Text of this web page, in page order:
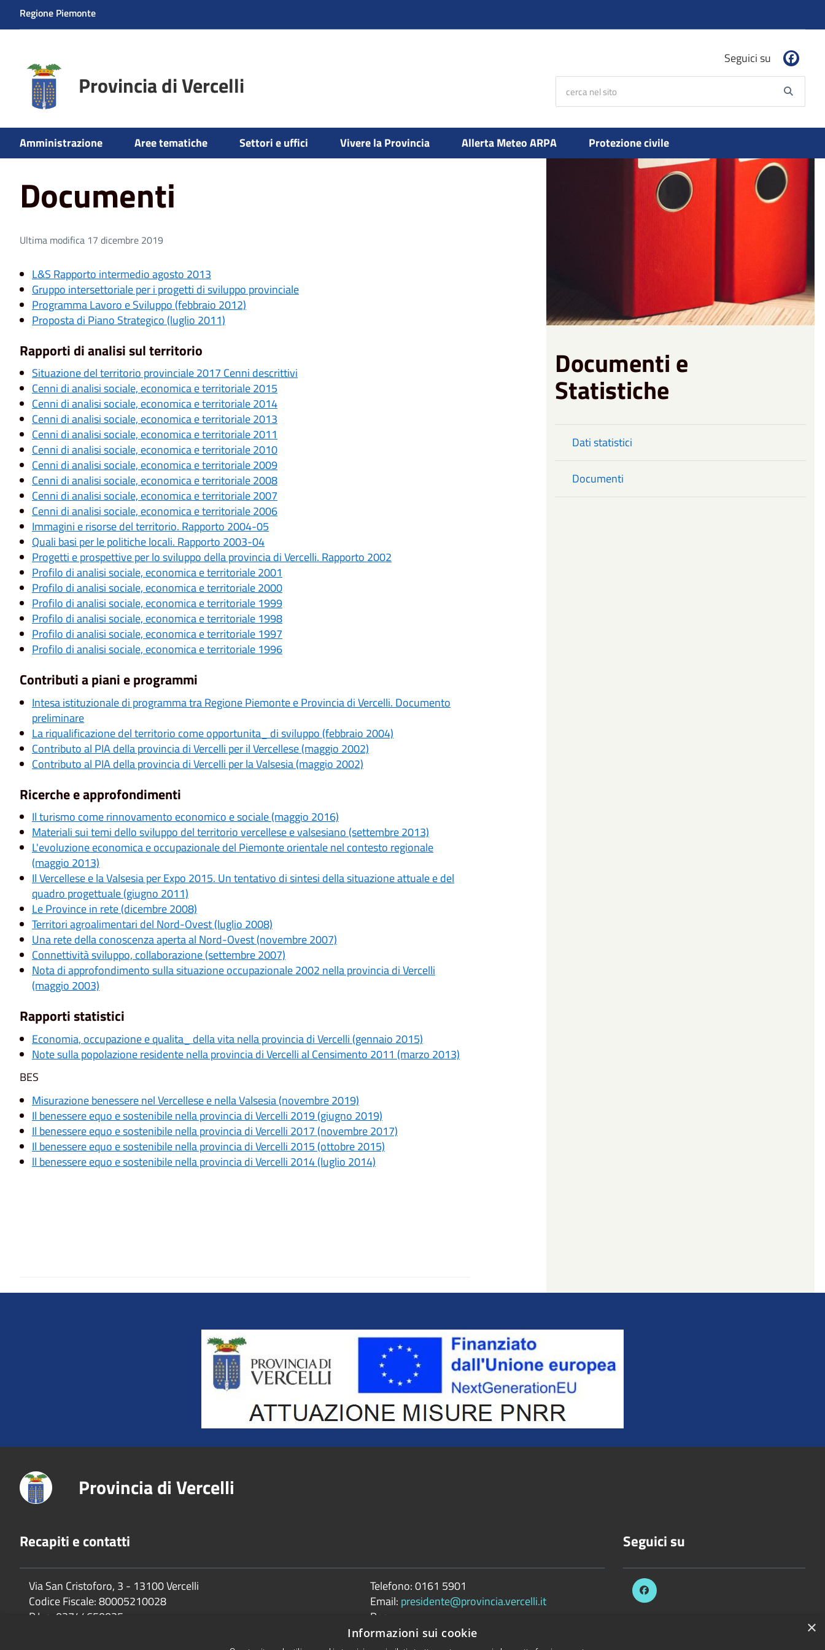
Regione Piemonte
Provincia di Vercelli
Seguici su
Amministrazione Aree tematiche Settori e uffici Vivere la Provincia Allerta Meteo ARPA Protezione civile
Home Amministrazione Documenti e Statistiche Documenti
Documenti
Ultima modifica 17 dicembre 2019
L&S Rapporto intermedio agosto 2013
Gruppo intersettoriale per i progetti di sviluppo provinciale
Programma Lavoro e Sviluppo (febbraio 2012)
Proposta di Piano Strategico (luglio 2011)
Rapporti di analisi sul territorio
Situazione del territorio provinciale 2017 Cenni descrittivi
Cenni di analisi sociale, economica e territoriale 2015
Cenni di analisi sociale, economica e territoriale 2014
Cenni di analisi sociale, economica e territoriale 2013
Cenni di analisi sociale, economica e territoriale 2011
Cenni di analisi sociale, economica e territoriale 2010
Cenni di analisi sociale, economica e territoriale 2009
Cenni di analisi sociale, economica e territoriale 2008
Cenni di analisi sociale, economica e territoriale 2007
Cenni di analisi sociale, economica e territoriale 2006
Immagini e risorse del territorio. Rapporto 2004-05
Quali basi per le politiche locali. Rapporto 2003-04
Progetti e prospettive per lo sviluppo della provincia di Vercelli. Rapporto 2002
Profilo di analisi sociale, economica e territoriale 2001
Profilo di analisi sociale, economica e territoriale 2000
Profilo di analisi sociale, economica e territoriale 1999
Profilo di analisi sociale, economica e territoriale 1998
Profilo di analisi sociale, economica e territoriale 1997
Profilo di analisi sociale, economica e territoriale 1996
Contributi a piani e programmi
Intesa istituzionale di programma tra Regione Piemonte e Provincia di Vercelli. Documento
preliminare
La riqualificazione del territorio come opportunita_ di sviluppo (febbraio 2004)
Contributo al PIA della provincia di Vercelli per il Vercellese (maggio 2002)
Contributo al PIA della provincia di Vercelli per la Valsesia (maggio 2002)
Ricerche e approfondimenti
Il turismo come rinnovamento economico e sociale (maggio 2016)
Materiali sui temi dello sviluppo del territorio vercellese e valsesiano (settembre 2013)
L'evoluzione economica e occupazionale del Piemonte orientale nel contesto regionale
(maggio 2013)
Il Vercellese e la Valsesia per Expo 2015. Un tentativo di sintesi della situazione attuale e del
quadro progettuale (giugno 2011)
Le Province in rete (dicembre 2008)
Territori agroalimentari del Nord-Ovest (luglio 2008)
Una rete della conoscenza aperta al Nord-Ovest (novembre 2007)
Connettività sviluppo, collaborazione (settembre 2007)
Nota di approfondimento sulla situazione occupazionale 2002 nella provincia di Vercelli
(maggio 2003)
Rapporti statistici
Economia, occupazione e qualita_ della vita nella provincia di Vercelli (gennaio 2015)
Note sulla popolazione residente nella provincia di Vercelli al Censimento 2011 (marzo 2013)
BES
Misurazione benessere nel Vercellese e nella Valsesia (novembre 2019)
Il benessere equo e sostenibile nella provincia di Vercelli 2019 (giugno 2019)
Il benessere equo e sostenibile nella provincia di Vercelli 2017 (novembre 2017)
Il benessere equo e sostenibile nella provincia di Vercelli 2015 (ottobre 2015)
ll benessere equo e sostenibile nella provincia di Vercelli 2014 (luglio 2014)
Documenti e
Statistiche
Dati statistici
Documenti
Title
Provincia di Vercelli
Recapiti e contatti
Via San Cristoforo, 3 - 13100 Vercelli
Codice Fiscale:80005210028
P.Iva: 02744650025
Telefono:0161 5901
Email: presidente@provincia.vercelli.it
Pec:
presidenza.provincia@cert.provincia.vercelli.it
Seguici su
×
Informazioni sui cookie